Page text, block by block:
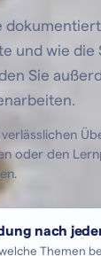
und wie die
Sie
oder den
nach
Themen